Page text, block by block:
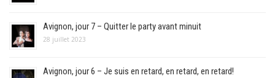
Avignon, jour 7 – Quitter le party avant minuit
28 juillet 2023
Avignon, jour 6 – Je suis en retard, en retard, en retard!